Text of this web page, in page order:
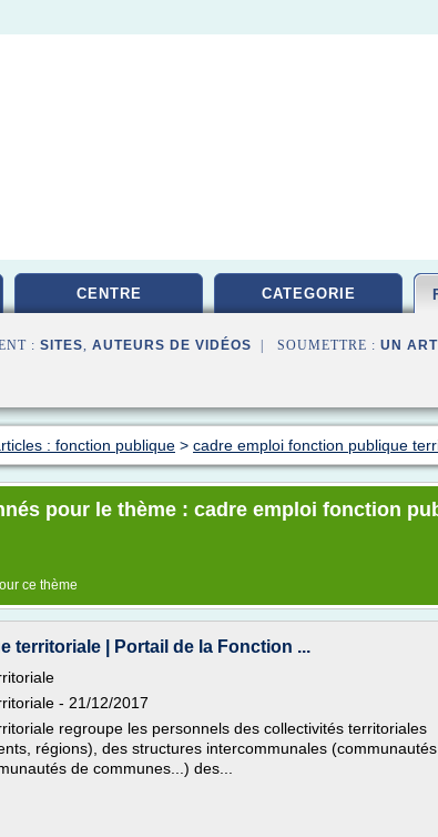
CENTRE CATEGORIE
: SITES, AUTEURS DE VIDÉOS | SOUMETTRE : UN
: fonction publique > cadre emploi fonction publique
pour le thème : cadre emploi fonction
ce thème
territoriale | Portail de la Fonction ...
- 21/12/2017
regroupe les personnels des collectivités territoriales
régions), des structures intercommunales (communautés
de communes...) des...